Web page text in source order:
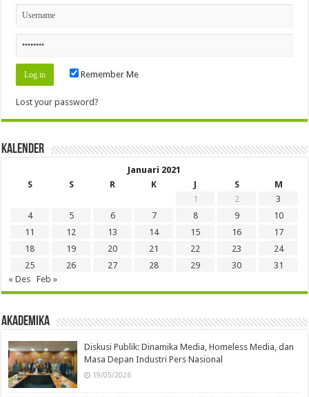
Remember Me
Lost your password?
Kalender
Januari 2021
S
S R K J S
M
1
2
3
4
5 6 7 8 9
10
11
12 13 14 15 16
17
18
19 20 21 22 23
24
25
26 27 28 29 30
31
« Des
Feb »
Akademika
Diskusi Publik: Dinamika Media, Homeless Media, dan
Masa Depan Industri Pers Nasional
19/05/2026